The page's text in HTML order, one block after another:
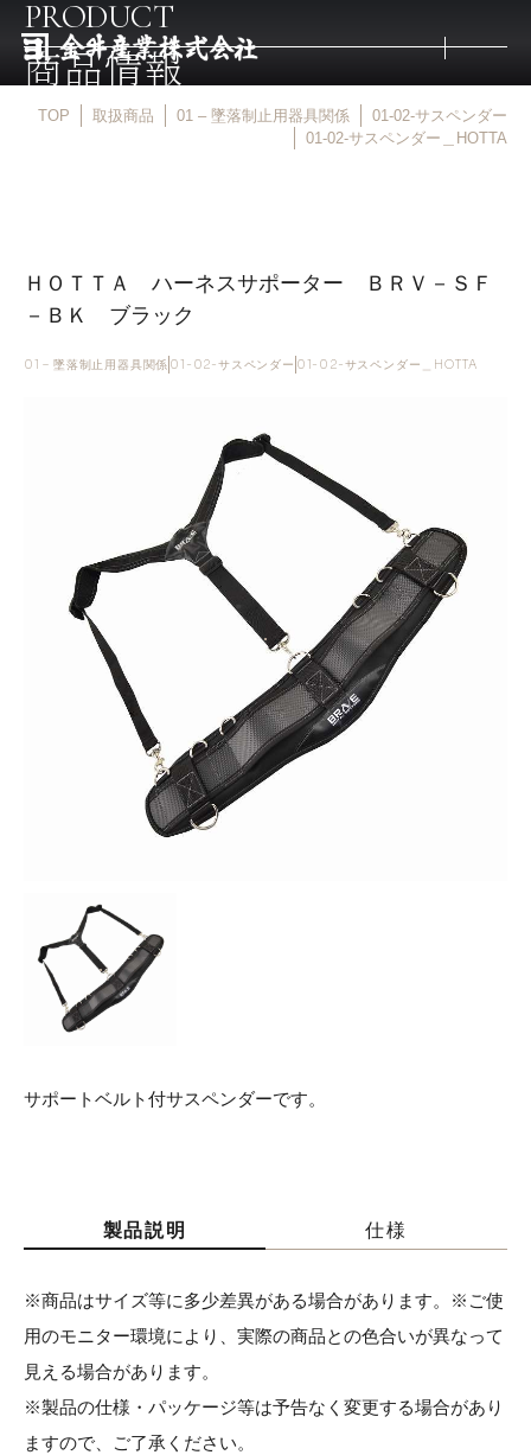
取扱メーカー
金井産業の強み
お知らせ
PRODUCT
商品情報
TOP 取扱商品 01 – 墜落制止用器具関係
01-02-サスペンダー
01-02-サスペンダー＿HOTTA
ＨＯＴＴＡ ハーネスサポーター ＢＲＶ－ＳＦ
－ＢＫ ブラック
01 – 墜落制止用器具関係 01-02-サスペンダー 01-02-サスペンダー＿HOTTA
サポートベルト付サスペンダーです。
製品説明 仕様
※商品はサイズ等に多少差異がある場合があります。※ご使
用のモニター環境により、実際の商品との色合いが異なって
見える場合があります。
※製品の仕様・パッケージ等は予告なく変更する場合があり
ますので、ご了承ください。